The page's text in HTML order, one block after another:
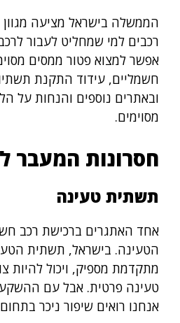
הממשלה בישראל מציעה
רכבים למי שמחליט לעבור
אפשר למצוא פטור ממסים
חשמליים, עידוד התקנת
ובאתרים נוספים והנחות על
מסוימים.
חסרונות המעבר
תשתית טעינה
אחד האתגרים ברכישת רכב
הטעינה. בישראל, תשתית
מתקדמת מספיק, ויכול להיות
טעינה פרטית. אבל עם
אנחנו רואים שיפור ניכר